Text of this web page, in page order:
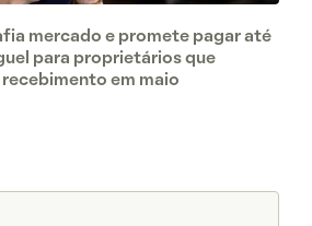
mercado e promete pagar até
para proprietários que
em maio